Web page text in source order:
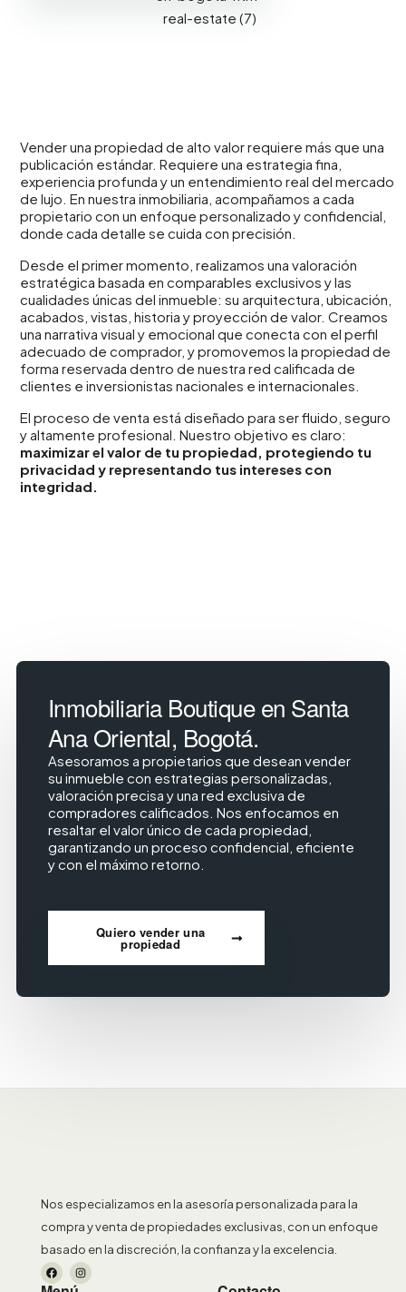
Vender una propiedad de alto valor requiere más que una
publicación estándar. Requiere una estrategia fina,
experiencia profunda y un entendimiento real del mercado
de lujo. En nuestra inmobiliaria, acompañamos a cada
propietario con un enfoque personalizado y confidencial,
donde cada detalle se cuida con precisión.
Desde el primer momento, realizamos una valoración
estratégica basada en comparables exclusivos y las
cualidades únicas del inmueble: su arquitectura, ubicación,
acabados, vistas, historia y proyección de valor. Creamos
una narrativa visual y emocional que conecta con el perfil
adecuado de comprador, y promovemos la propiedad de
forma reservada dentro de nuestra red calificada de
clientes e inversionistas nacionales e internacionales.
El proceso de venta está diseñado para ser fluido, seguro
y altamente profesional. Nuestro objetivo es claro:
maximizar el valor de tu propiedad, protegiendo tu
privacidad y representando tus intereses con
integridad.
Inmobiliaria Boutique en Santa
Ana Oriental, Bogotá.
Asesoramos a propietarios que desean vender
su inmueble con estrategias personalizadas,
valoración precisa y una red exclusiva de
compradores calificados. Nos enfocamos en
resaltar el valor único de cada propiedad,
garantizando un proceso confidencial, eficiente
y con el máximo retorno.
Quiero vender una
propiedad
Nos especializamos en la asesoría personalizada para la
compra y venta de propiedades exclusivas, con un enfoque
basado en la discreción, la confianza y la excelencia.